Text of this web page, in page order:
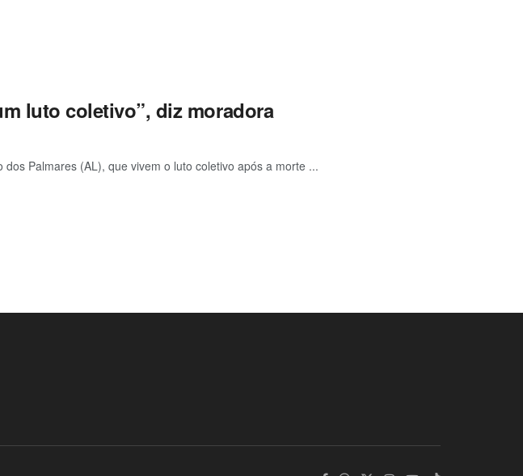
luto coletivo”, diz moradora
Palmares (AL), que vivem o luto coletivo após a morte ...